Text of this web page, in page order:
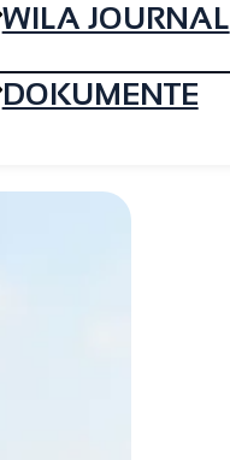
WILA JOURNAL
DOKUMENTE